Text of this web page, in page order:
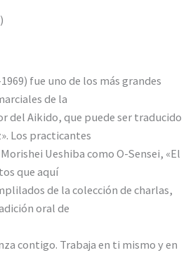
fue uno de los más grandes
de la
del Aikido, que puede ser traducido
Los practicantes
Ueshiba como O-Sensei, «El
que aquí
de la colección de charlas,
oral de
contigo. Trabaja en ti mismo y en